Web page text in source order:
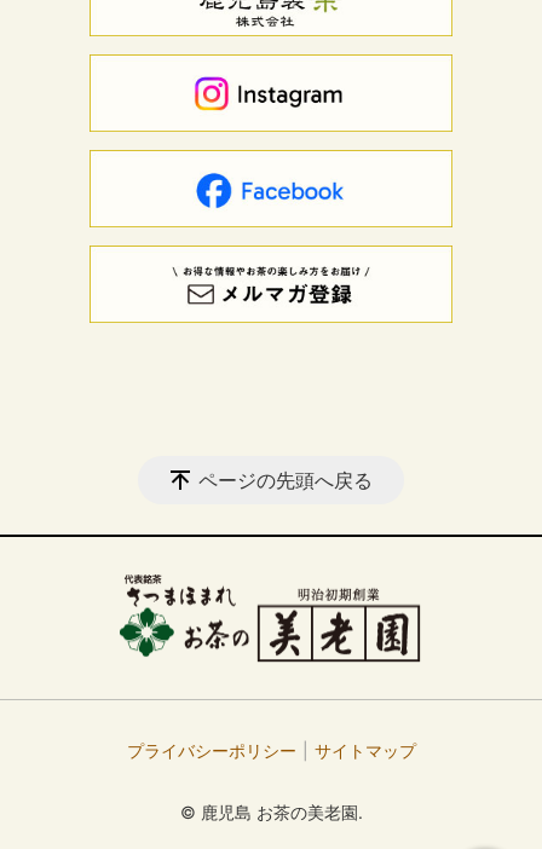
ページの先頭へ戻る
プライバシーポリシー サイトマップ
© 鹿児島 お茶の美老園.